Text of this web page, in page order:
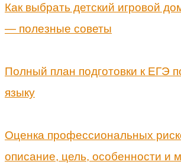
Как выбрать детский игровой
— полезные советы
Полный план подготовки к ЕГЭ
языку
Оценка профессиональных
описание, цель, особенности и